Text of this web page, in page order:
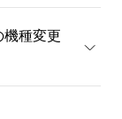
機種変更